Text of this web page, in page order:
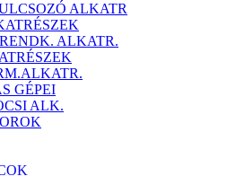
ALKATR
ALKATR.
GÉPEI
ALK.